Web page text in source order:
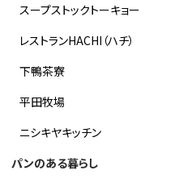
スープストックトーキョー
レストランHACHI（ハチ）
下鴨茶寮
平田牧場
ニシキヤキッチン
パンのある暮らし